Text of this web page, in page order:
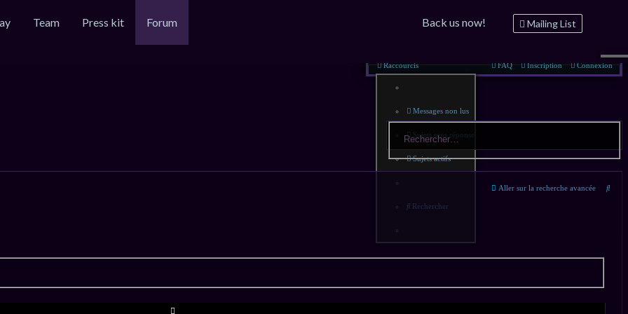
Team Press kit Forum Mailing List
Back us now!
Raccourcis
Messages non lus
Sujets sans réponse
Sujets actifs
Rechercher
Connexion
Inscription
FAQ
Aller sur la recherche avancée
PAGE